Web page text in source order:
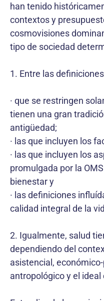
han tenido
contextos y
cosmovisiones
tipo de sociedad
1. Entre las
· que se restringen
tienen una gran
antigüedad;
· las que incluyen los
· las que incluyen los
promulgada por la
bienestar y
· las definiciones
calidad integral de la
2. Igualmente, salud
dependiendo del
asistencial,
antropológico y el ideal